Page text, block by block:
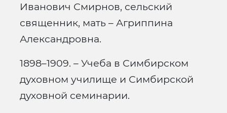
Иванович Смирнов, сельский
священник, мать – Агриппина
Александровна.
1898–1909. – Учеба в Симбирском
духовном училище и Симбирской
духовной семинарии.